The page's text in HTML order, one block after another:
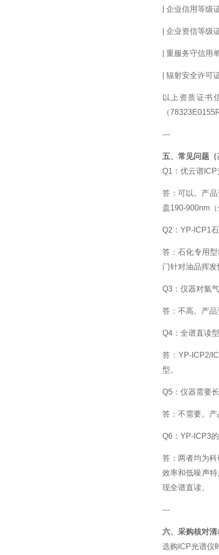
企业信用等级
企业资信等级
重服务守信用
辐射安全许可
以上资质证书
（
---
五、常见问题
Q1 ：优云谱ICP
答：可以。产
盖190-900nm（
Q2 ： YP-ICP1
答：石化专用
门针对油品挥
Q3：仪器对氩
答：不高。产
Q4：全谱直读
答： YP-ICP2/
型。
Q5：仪器需要
答：不需要。
Q6 ： YP-ICP3的
答：两者均为
效率和低噪声
现全谱直读。
---
六、采购核对清
选购 ICP光谱仪